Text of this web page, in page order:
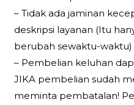
– Tidak ada jaminan
deskripsi layanan (Itu
berubah sewaktu-waktu)
– Pembelian keluhan
JIKA pembelian sudah
meminta pembatalan!